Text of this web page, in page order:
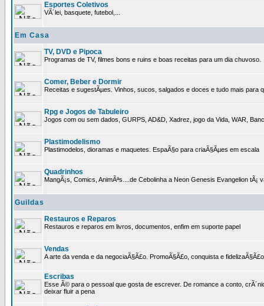
Esportes Coletivos
VÃ´lei, basquete, futebol,...
Em Casa
TV, DVD e Pipoca
Programas de TV, filmes bons e ruins e boas receitas para um dia chuvoso.
Comer, Beber e Dormir
Receitas e sugestÃµes. Vinhos, sucos, salgados e doces e tudo mais para
Rpg e Jogos de Tabuleiro
Jogos com ou sem dados, GURPS, AD&D, Xadrez, jogo da Vida, WAR,
Plastimodelismo
Plastimodelos, dioramas e maquetes. EspaÃ§o para criaÃ§Ãµes em escala
Quadrinhos
MangÃ¡s, Comics, AnimÃªs....de Cebolinha a Neon Genesis Evangelion tÃ¡
Guildas
Restauros e Reparos
Restauros e reparos em livros, documentos, enfim em suporte papel
Vendas
A arte da venda e da negociaÃ§Ã£o. PromoÃ§Ã£o, conquista e
Escribas
Esse Ã© para o pessoal que gosta de escrever. De romance a conto,
deixar fluir a pena